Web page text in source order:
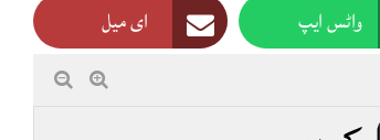
واٹس ایپ ای میل